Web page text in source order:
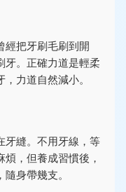
經把牙刷毛刷到開
牙。正確力道是輕柔
力道自然減小。
牙縫。不用牙線，等
，但養成習慣後，
身帶幾支。